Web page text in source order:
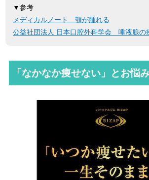
▼参考
メディカルノート 顎が腫れる
公益社団法人 日本口腔外科学会 唾液腺の
「なかなか痩せない」とお悩